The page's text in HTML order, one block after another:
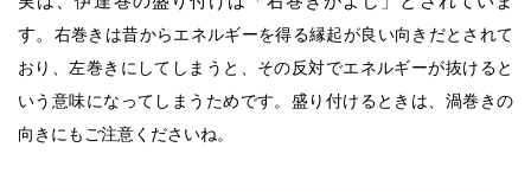
す。 右巻きは昔からエネルギーを得る縁起が良い向きだとされて
おり、左巻きにしてしまうと、その反対でエネルギーが抜けると
いう意味になってしまうためです。盛り付けるときは、渦巻きの
向きにもご注意くださいね。